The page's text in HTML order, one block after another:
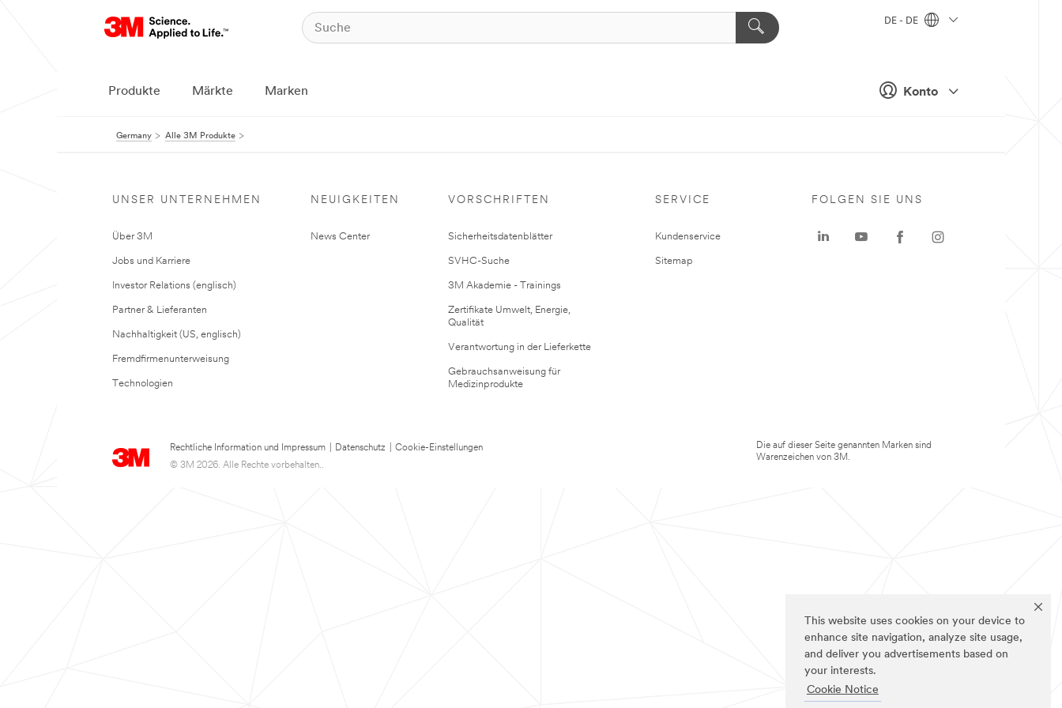
This website uses cookies on your device to
enhance site navigation, analyze site usage,
and deliver you advertisements based on
your interests.
Cookie Notice
Konto
DE - DE
Produkte Märkte Marken
Germany Alle 3M Produkte
UNSER UNTERNEHMEN
Über 3M
Jobs und Karriere
Investor Relations (englisch)
Partner & Lieferanten
Nachhaltigkeit (US, englisch)
Fremdfirmenunterweisung
Technologien
NEUIGKEITEN
News Center
VORSCHRIFTEN
Sicherheitsdatenblätter
SVHC-Suche
3M Akademie - Trainings
Zertifikate Umwelt, Energie,
Qualität
Verantwortung in der Lieferkette
Gebrauchsanweisung für
Medizinprodukte
SERVICE
Kundenservice
Sitemap
Rechtliche Information und Impressum Datenschutz
Cookie-Einstellungen
© 3M 2026. Alle Rechte vorbehalten..
FOLGEN SIE UNS
Die auf dieser Seite genannten Marken sind
Warenzeichen von 3M.